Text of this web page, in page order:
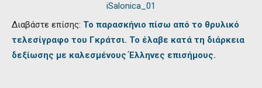
Διαβάστε επίσης: Το παρασκήνιο πίσω από το θρυλικό
τελεσίγραφο του Γκράτσι. Το έλαβε κατά τη διάρκεια
δεξίωσης με καλεσμένους Έλληνες επισήμους.